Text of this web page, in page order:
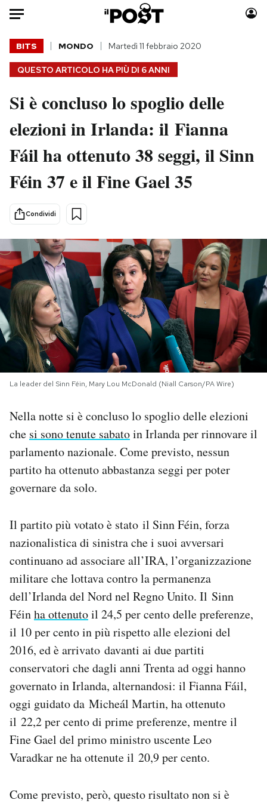
Auto
HOME
Italia
Politica
Tecnologia
Scienza
Cultura
Economia
Sport
Moda
Consumismi
Storie/Idee
Ok Boomer!
Media
Mondiali calcio 2026
PODCAST
NEWSLETTER
I MIEI PREFERITI
SHOP
CALENDARIO
AREA PERSONALE
Newsletter
Notifiche mobile
Regala il Post
Hai bisogno di aiuto?
Esci
QUESTO ARTICOLO HA PIÙ DI 6 ANNI
BITS MONDO Martedì 11 febbraio 2020
Si è concluso lo spoglio delle
elezioni in Irlanda: il Fianna
Fáil ha ottenuto 38 seggi, il Sinn
Féin 37 e il Fine Gael 35
Condividi
La leader del Sinn Féin, Mary Lou McDonald (Niall Carson/PA Wire)
Nella notte si è concluso lo spoglio delle elezioni
che si sono tenute sabatoin Irlanda per rinnovare il
parlamento nazionale. Come previsto, nessun
partito ha ottenuto abbastanza seggi per poter
governare da solo.
Il partito più votato è stato il Sinn Féin, forza
nazionalistica di sinistra che i suoi avversari
continuano ad associare all’IRA, l’organizzazione
militare che lottava contro la permanenza
dell’Irlanda del Nord nel Regno Unito. Il Sinn
Féinha ottenutoil 24,5 per cento delle preferenze,
il 10 per cento in più rispetto alle elezioni del
2016, ed è arrivato davanti ai due partiti
conservatori che dagli anni Trenta ad oggi hanno
governato in Irlanda, alternandosi: il Fianna Fáil,
oggi guidato da Micheál Martin, ha ottenuto
il 22,2 per cento di prime preferenze, mentre il
Fine Gael del primo ministro uscente Leo
Varadkar ne ha ottenute il 20,9 per cento.
Come previsto, però, questo risultato non si è